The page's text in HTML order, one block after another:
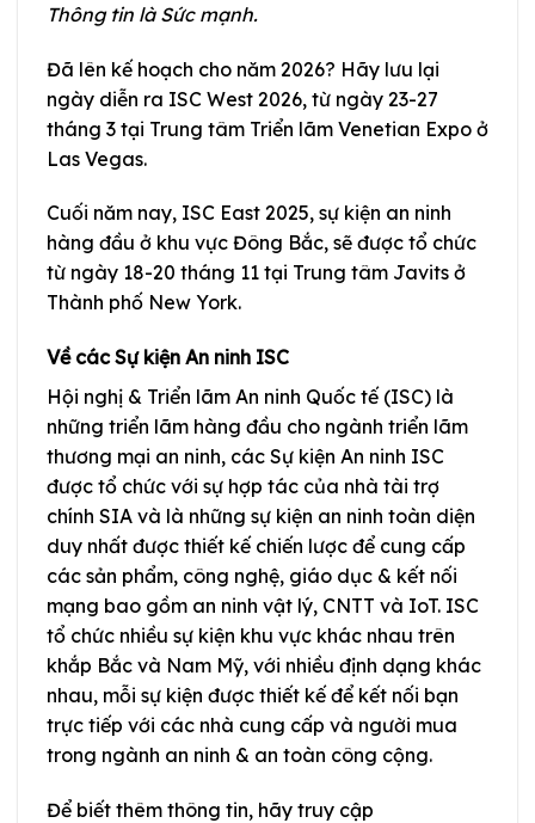
Thông tin là Sức mạnh.
Đã lên kế hoạch cho năm 2026? Hãy lưu lại
ngày diễn ra ISC West 2026, từ ngày 23-27
tháng 3 tại Trung tâm Triển lãm Venetian Expo ở
Las Vegas.
Cuối năm nay, ISC East 2025, sự kiện an ninh
hàng đầu ở khu vực Đông Bắc, sẽ được tổ chức
từ ngày 18-20 tháng 11 tại Trung tâm Javits ở
Thành phố New York.
Về các Sự kiện An ninh ISC
Hội nghị & Triển lãm An ninh Quốc tế (ISC) là
những triển lãm hàng đầu cho ngành triển lãm
thương mại an ninh, các Sự kiện An ninh ISC
được tổ chức với sự hợp tác của nhà tài trợ
chính SIA và là những sự kiện an ninh toàn diện
duy nhất được thiết kế chiến lược để cung cấp
các sản phẩm, công nghệ, giáo dục & kết nối
mạng bao gồm an ninh vật lý, CNTT và IoT. ISC
tổ chức nhiều sự kiện khu vực khác nhau trên
khắp Bắc và Nam Mỹ, với nhiều định dạng khác
nhau, mỗi sự kiện được thiết kế để kết nối bạn
trực tiếp với các nhà cung cấp và người mua
trong ngành an ninh & an toàn công cộng.
Để biết thêm thông tin, hãy truy cập